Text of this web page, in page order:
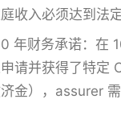
收入必须达到法定
年财务承诺：在
请并获得了特定
金），assurer